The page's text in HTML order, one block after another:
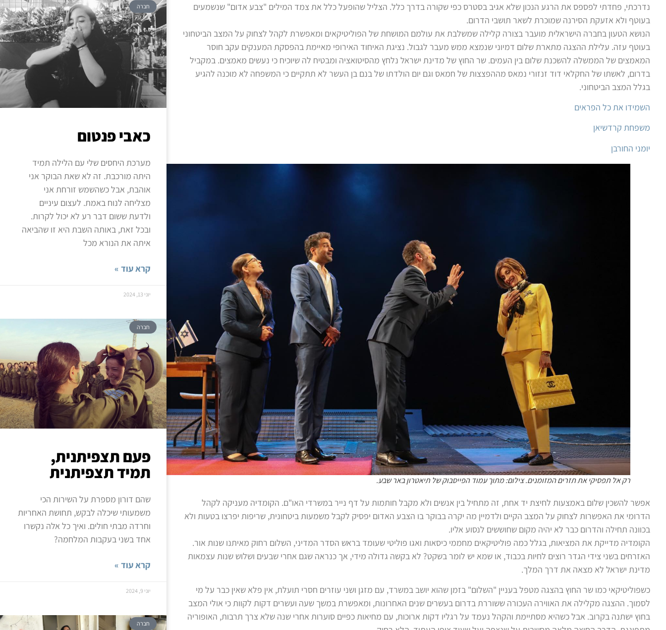
נדרכתי, פחדתי לפספס את הרגע הנכון שלא אגיב בסטרס כפי שקורה בדרך כלל. הצליל שהופעל כלל את צמד המילים "צבע אדום" שנשמעים
בעוטף ולא אזעקת הסירנה שמוכרת לשאר תושבי הדרום.
הנושא הטעון בחברה הישראלית מועבר בצורה קלילה שמשלבת את עולמם המושחת של הפוליטיקאים ומאפשרת לקהל לצחוק על המצב הביטחוני
בעוטף עזה. עלילת ההצגה מתארת שלום דמיוני שנמצא ממש מעבר לגבול. נציגת האיחוד האירופי מאיימת בהפסקת המענקים עקב חוסר
המאמצים של הממשלה להשכנת שלום בין העמים. שר החוץ של מדינת ישראל נלחץ מהסיטואציה ומבטיח לה שיוכיח כי נעשים מאמצים. במקביל
בדרום, לאשתו של החקלאי דוד זנזורי נמאס מההפצצות של חמאס וגם יום הולדתו של בנם בן העשר לא תתקיים כי המשפחה לא מוכנה להגיע
בגלל המצב הביטחוני.
השמידו את כל הפראים
משפחת קרדשיאן
יומני החורבן
רק אל תפסיקי את תזרים המזומנים. צילום: מתוך עמוד הפייסבוק של תיאטרון באר שבע.
אפשר להשכין שלום באמצעות לחיצת יד אחת, זה מתחיל בין אנשים ולא מקבל חותמות על דף נייר במשרדי האו"ם. הקומדיה מעניקה לקהל
הדרומי את האפשרות לצחוק על המצב הקיים ולדמיין מה יקרה בבוקר בו הצבע האדום יפסיק לקבל משמעות ביטחונית, שריפות יפרצו בטעות ולא
בכוונה תחילה והדרום כבר לא יהיה מקום שחוששים לנסוע אליו.
הקומדיה מדייקת את המציאות, בגלל כמה פוליטיקאים מחממי כיסאות ואגו פוליטי שעומד בראש הסדר המדיני, השלום רחוק מאיתנו שנות אור.
האזרחים בשני צידי הגדר רוצים לחיות בכבוד, או שמא יש לומר בשקט? לא בקשה גדולה מידי, אך כנראה שגם אחרי שבעים ושלוש שנות עצמאות
מדינת ישראל לא מצאה את דרך המלך.
כשפוליטיקאי כמו שר החוץ בהצגה מטפל בעניין "השלום" בזמן שהוא יושב במשרד, עם מזגן ושני עוזרים חסרי תועלת, אין פלא שאין כבר על מי
לסמוך. ההצגה מקלילה את האווירה העכורה ששוררת בדרום בעשרים שנים האחרונות, ומאפשרת במשך שעה ועשרים דקות לקוות כי אולי המצב
בחוץ ישתנה בקרוב. אבל כשהיא מסתיימת והקהל נעמד על רגליו דקות ארוכות, עם מחיאות כפיים סוערות אחרי שנה שלא צרך תרבות, האופוריה
חברה
כאבי פנטום
מערכת היחסים שלי עם הלילה תמיד
היתה מורכבת. זה לא שאת הבוקר אני
אוהבת, אבל כשהשמש זורחת אני
מצליחה לנוח באמת. לעצום עיניים
ולדעת ששום דבר רע לא יכול לקרות.
ובכל זאת, באותה השבת היא זו שהביאה
איתה את הנורא מכל
קרא עוד »
יוני 13, 2024
חברה
פעם תצפיתנית,
תמיד תצפיתנית
שהם דורון מספרת על השירות הכי
משמעותי שיכלה לבקש, תחושת האחריות
וחרדה מבתי חולים. ואיך כל אלה נקשרו
אחד בשני בעקבות המלחמה?
קרא עוד »
יוני 9, 2024
חברה